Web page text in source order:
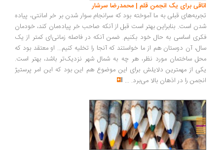
اتاقی برای یک انجمن قلم | محمدرضا سرشار
تجربه‌های قبلی به ما آموخته بود که سرانجام سوار شدن بر خر امانتی، پیاده
شدن است. بنابراین بهتر است قبل از آنکه صاحب خر پیاده‌مان کند، خودمان
فکری اساسی به حال خود بکنیم. ضمن آنکه در فاصله زمانی‌ای کمتر از یک
سال، آن دوستان هم از ما خواستند که آنجا را تخلیه کنیم... او معتقد بود که
محل ساختمان مورد نظر، هر چه به شمال شهر نزدیک‌تر باشد، بهتر است.
یکی از مهمترین دلایلش برای این موضوع هم این بود که این امر پرستیژ
انجمن را در اذهان بالا می‌برد. ...